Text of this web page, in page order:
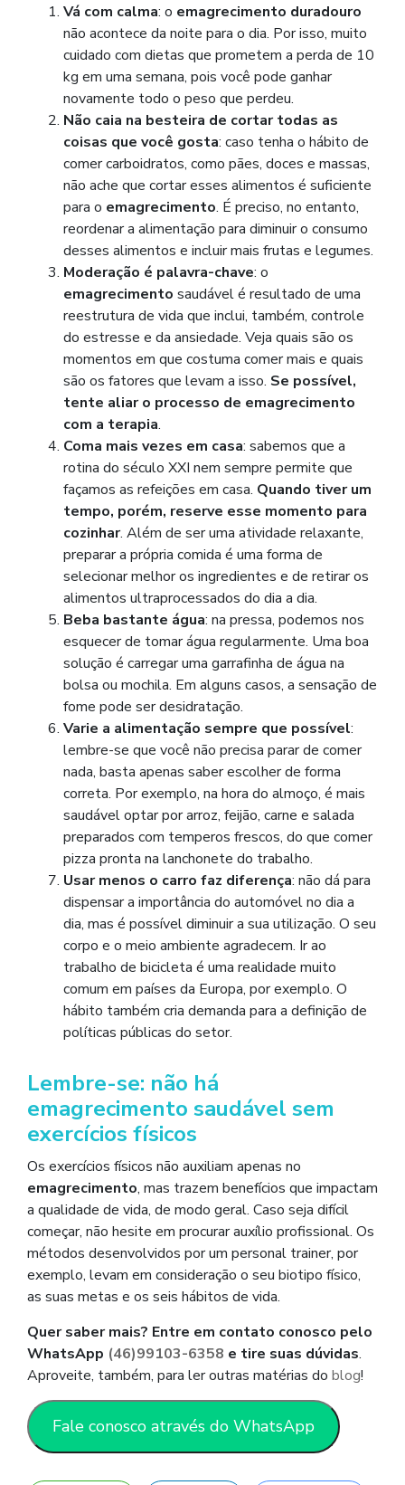
Vá com calma: o emagrecimento duradouro
não acontece da noite para o dia. Por isso, muito
cuidado com dietas que prometem a perda de 10
kg em uma semana, pois você pode ganhar
novamente todo o peso que perdeu.
Não caia na besteira de cortar todas as
coisas que você gosta: caso tenha o hábito de
comer carboidratos, como pães, doces e massas,
não ache que cortar esses alimentos é suficiente
para o emagrecimento. É preciso, no entanto,
reordenar a alimentação para diminuir o consumo
desses alimentos e incluir mais frutas e legumes.
Moderação é palavra-chave: o
emagrecimento saudável é resultado de uma
reestrutura de vida que inclui, também, controle
do estresse e da ansiedade. Veja quais são os
momentos em que costuma comer mais e quais
são os fatores que levam a isso. Se possível,
tente aliar o processo de emagrecimento
com a terapia.
Coma mais vezes em casa: sabemos que a
rotina do século XXI nem sempre permite que
façamos as refeições em casa. Quando tiver um
tempo, porém, reserve esse momento para
cozinhar. Além de ser uma atividade relaxante,
preparar a própria comida é uma forma de
selecionar melhor os ingredientes e de retirar os
alimentos ultraprocessados do dia a dia.
Beba bastante água: na pressa, podemos nos
esquecer de tomar água regularmente. Uma boa
solução é carregar uma garrafinha de água na
bolsa ou mochila. Em alguns casos, a sensação de
fome pode ser desidratação.
Varie a alimentação sempre que possível:
lembre-se que você não precisa parar de comer
nada, basta apenas saber escolher de forma
correta. Por exemplo, na hora do almoço, é mais
saudável optar por arroz, feijão, carne e salada
preparados com temperos frescos, do que comer
pizza pronta na lanchonete do trabalho.
Usar menos o carro faz diferença: não dá para
dispensar a importância do automóvel no dia a
dia, mas é possível diminuir a sua utilização. O seu
corpo e o meio ambiente agradecem. Ir ao
trabalho de bicicleta é uma realidade muito
comum em países da Europa, por exemplo. O
hábito também cria demanda para a definição de
políticas públicas do setor.
Lembre-se: não há
emagrecimento saudável sem
exercícios físicos
Os exercícios físicos não auxiliam apenas no
emagrecimento, mas trazem benefícios que impactam
a qualidade de vida, de modo geral. Caso seja difícil
começar, não hesite em procurar auxílio profissional. Os
métodos desenvolvidos por um personal trainer, por
exemplo, levam em consideração o seu biotipo físico,
as suas metas e os seis hábitos de vida.
Quer saber mais? Entre em contato conosco pelo
WhatsApp (46)99103-6358 e tire suas dúvidas.
Aproveite, também, para ler outras matérias do blog!
Fale conosco através do WhatsApp